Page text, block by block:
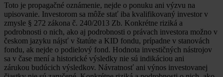
Toto je propagačné oznámenie, nejde o ponuku ani výzvu na
upisovanie. Investorom sa môže stať iba kvalifikovaný investor v
zmysle § 272 zákona č. 240/2013 Zb. Konkrétne riziká a
podrobnosti o nich, ako aj podrobnosti o právach investora možno v
českom jazyku nájsť v štatúte a KID fondu, prípadne v stanovách
fondu, ak nejde o podielový fond. Hodnota investičných nástrojov
sa v čase mení a historické výsledky nie sú indikáciou ani
zárukou budúcich výsledkov. Návratnosť ani výnos investovanej